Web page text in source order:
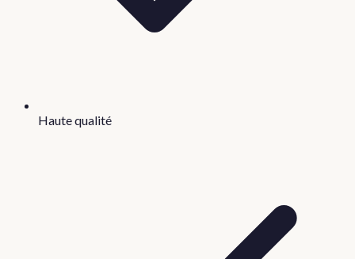
Haute qualité